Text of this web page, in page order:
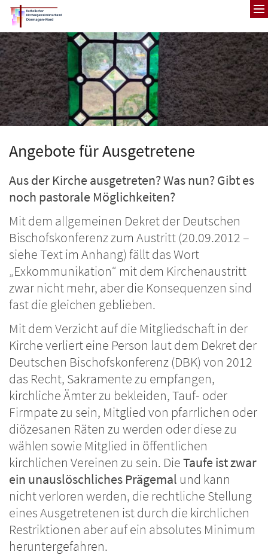
Zum Inhalt springen
Angebote für Ausgetretene
Aus der Kirche ausgetreten? Was nun? Gibt es
noch pastorale Möglichkeiten?
Mit dem allgemeinen Dekret der Deutschen
Bischofskonferenz zum Austritt (20.09.2012 –
siehe Text im Anhang) fällt das Wort
„Exkommunikation“ mit dem Kirchenaustritt
zwar nicht mehr, aber die Konsequenzen sind
fast die gleichen geblieben.
Mit dem Verzicht auf die Mitgliedschaft in der
Kirche verliert eine Person laut dem Dekret der
Deutschen Bischofskonferenz (DBK) von 2012
das Recht, Sakramente zu empfangen,
kirchliche Ämter zu bekleiden, Tauf- oder
Firmpate zu sein, Mitglied von pfarrlichen oder
diözesanen Räten zu werden oder diese zu
wählen sowie Mitglied in öffentlichen
kirchlichen Vereinen zu sein. DieTaufe ist zwar
ein unauslöschliches Prägemal und kann
nicht verloren werden, die rechtliche Stellung
eines Ausgetretenen ist durch die kirchlichen
Restriktionen aber auf ein absolutes Minimum
heruntergefahren.